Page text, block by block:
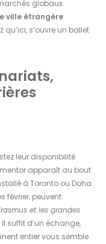
globaux.
ville étrangère
qu’ici, s’ouvre un ballet
leur disponibilité
apparaît au bout
à Toronto ou Doha.
février, peuvent
et les grandes
Il suffit d’un échange,
entier vous semble